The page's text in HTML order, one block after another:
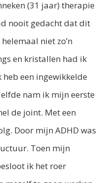
(31 jaar) therapie
nooit gedacht dat dit
niet zo’n
en kristallen had ik
heb een ingewikkelde
nam ik mijn eerste
de joint. Met een
Door mijn ADHD was
Toen mijn
ik het roer